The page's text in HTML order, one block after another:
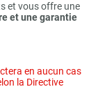
et vous offre une
et une garantie
en aucun cas
la Directive